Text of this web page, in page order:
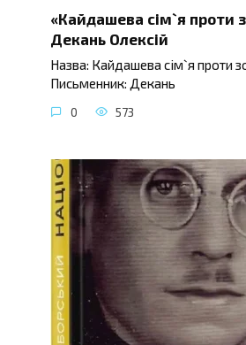
«Кайдашева сім`я проти
Декань Олексій
Назва: Кайдашева сім`я проти
Письменник: Декань
0 573